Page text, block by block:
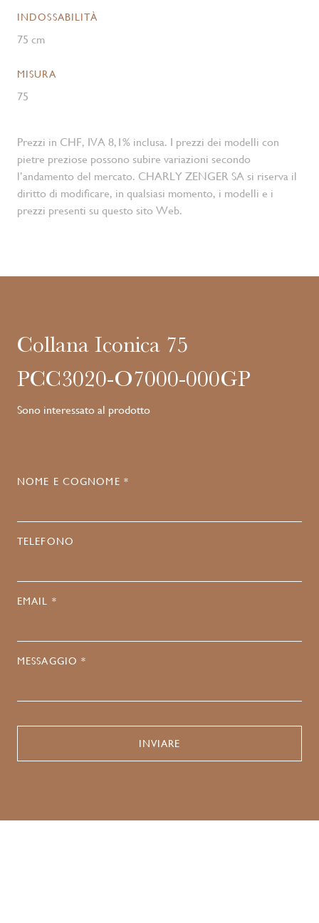
INDOSSABILITÀ
75 cm
MISURA
75
Prezzi in CHF, IVA 8,1% inclusa. I prezzi dei modelli con
pietre preziose possono subire variazioni secondo
l’andamento del mercato. CHARLY ZENGER SA si riserva il
diritto di modificare, in qualsiasi momento, i modelli e i
prezzi presenti su questo sito Web.
Collana Iconica 75
PCC3020-O7000-000GP
Sono interessato al prodotto
NOME E COGNOME *
TELEFONO
EMAIL *
MESSAGGIO *